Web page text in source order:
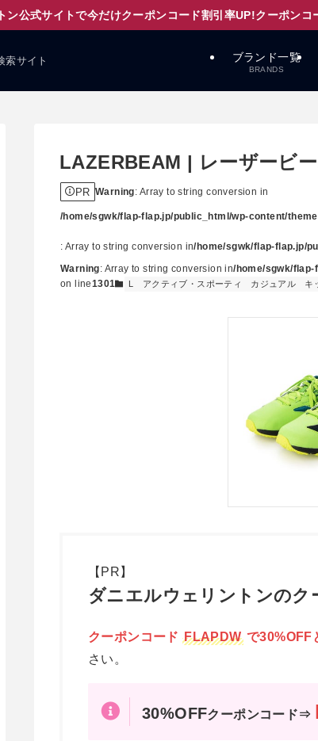
ン公式サイトで今だけクーポンコード割引率UP!クーポンコ
索サイト ブランド一覧
BRANDS
LAZERBEAM | レーザービ
PR Warning: Array to string conversion in
/home/sgwk/flap-flap.jp/public_html/wp-content/
: Array to string conversion in/home/sgwk/flap-flap.jp/
Warning: Array to string conversion in/home/sgwk/
on line1301 アクティブ・スポーティ カジュアル キ
【PR】
ダニエルウェリントンのク
クーポンコードFLAPDWで30%OFF
さい。
30%OFFクーポンコード⇒